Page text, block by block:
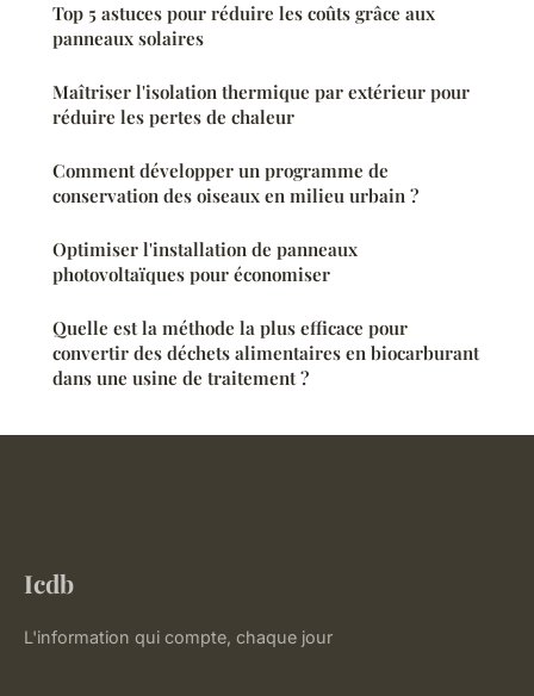
Top 5 astuces pour réduire les coûts grâce aux
panneaux solaires
Maîtriser l'isolation thermique par extérieur pour
réduire les pertes de chaleur
Comment développer un programme de
conservation des oiseaux en milieu urbain ?
Optimiser l'installation de panneaux
photovoltaïques pour économiser
Quelle est la méthode la plus efficace pour
convertir des déchets alimentaires en biocarburant
dans une usine de traitement ?
Icdb
L'information qui compte, chaque jour